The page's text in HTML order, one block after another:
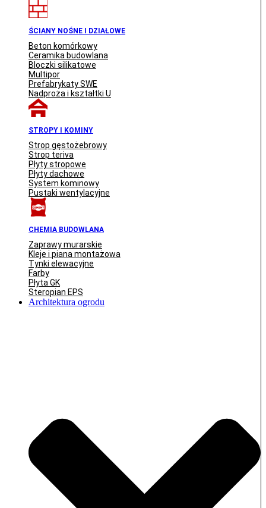
ŚCIANY NOŚNE I DZIAŁOWE
Beton komórkowy
Ceramika budowlana
Bloczki silikatowe
Multipor
Prefabrykaty SWE
Nadproża i kształtki U
STROPY I KOMINY
Strop gęstożebrowy
Strop teriva
Płyty stropowe
Płyty dachowe
System kominowy
Pustaki wentylacyjne
CHEMIA BUDOWLANA
Zaprawy murarskie
Kleje i piana montażowa
Tynki elewacyjne
Farby
Płyta GK
Steropian EPS
Architektura ogrodu